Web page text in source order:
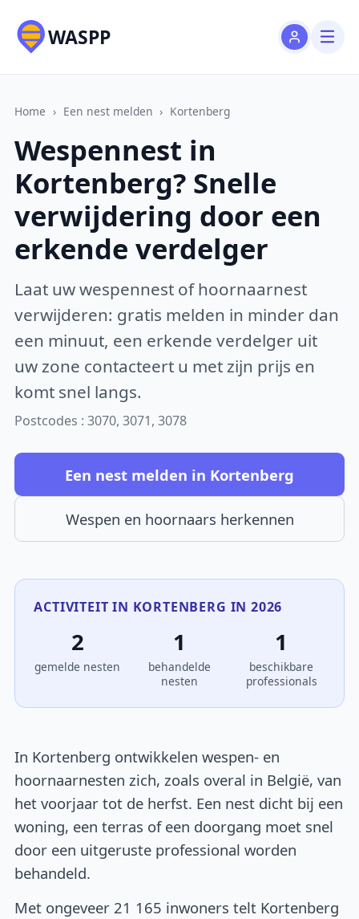
WASPP
Home › Een nest melden › Kortenberg
Wespennest in
Kortenberg? Snelle
verwijdering door een
erkende verdelger
Laat uw wespennest of hoornaarnest
verwijderen: gratis melden in minder dan
een minuut, een erkende verdelger uit
uw zone contacteert u met zijn prijs en
komt snel langs.
Postcodes : 3070, 3071, 3078
Een nest melden in Kortenberg
Wespen en hoornaars herkennen
ACTIVITEIT IN KORTENBERG IN 2026
2
gemelde nesten
1
behandelde
nesten
1
beschikbare
professionals
In Kortenberg ontwikkelen wespen- en
hoornaarnesten zich, zoals overal in België, van
het voorjaar tot de herfst. Een nest dicht bij een
woning, een terras of een doorgang moet snel
door een uitgeruste professional worden
behandeld.
Met ongeveer 21 165 inwoners telt Kortenberg